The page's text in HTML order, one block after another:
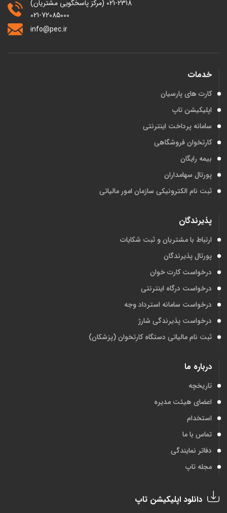
021-2318 (مرکز پاسخگویی مشتریان)
021-72085000
info@pec.ir
خدمات
کارت های پارسیان
اپلیکیشن تاپ
سامانه پرداخت اینترنتی
کارتخوان فروشگاهی
بیمه رایگان
پورتال سهامداران
ثبت نام الکترونیکی سازمان امور مالیاتی
پذیرندگان
ارتباط با مشتریان و ثبت شکایات
پورتال پذیرندگان
درخواست کارت خوان
درخواست درگاه اینترنتی
درخواست سامانه استرداد وجه
درخواست پذیرندگی شارژ
ثبت نام مالیاتی دستگاه کارتخوان (پزشکان)
درباره ما
تاریخچه
اعضای هیئت مدیره
استخدام
تماس با ما
دفاتر نمایندگی
مجله تاپ
دانلود اپلیکیشن تاپ